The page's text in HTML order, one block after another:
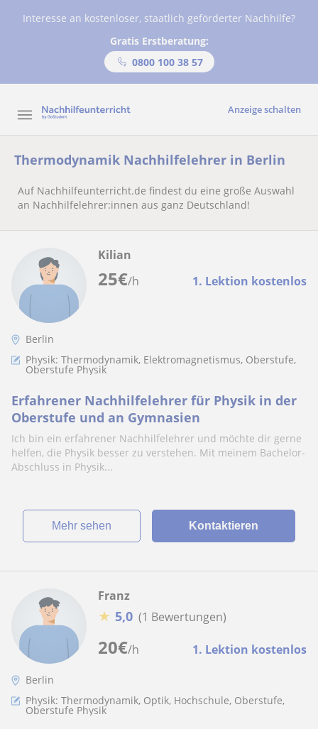
Interesse an kostenloser, staatlich geförderter Nachhilfe?
Gratis Erstberatung:
0800 100 38 57
Anzeige schalten
Thermodynamik Nachhilfelehrer in Berlin
Auf Nachhilfeunterricht.de findest du eine große Auswahl
an Nachhilfelehrer:innen aus ganz Deutschland!
25€/h 1. Lektion kostenlos
Kilian
Berlin
Physik: Thermodynamik, Elektromagnetismus, Oberstufe,
Oberstufe Physik
Erfahrener Nachhilfelehrer für Physik in der
Oberstufe und an Gymnasien
Ich bin ein erfahrener Nachhilfelehrer und möchte dir gerne
helfen, die Physik besser zu verstehen. Mit meinem Bachelor-
Abschluss in Physik...
Mehr sehen Kontaktieren
20€/h 1. Lektion kostenlos
Franz
★ 5,0 (1 Bewertungen)
Berlin
Physik: Thermodynamik, Optik, Hochschule, Oberstufe,
Oberstufe Physik